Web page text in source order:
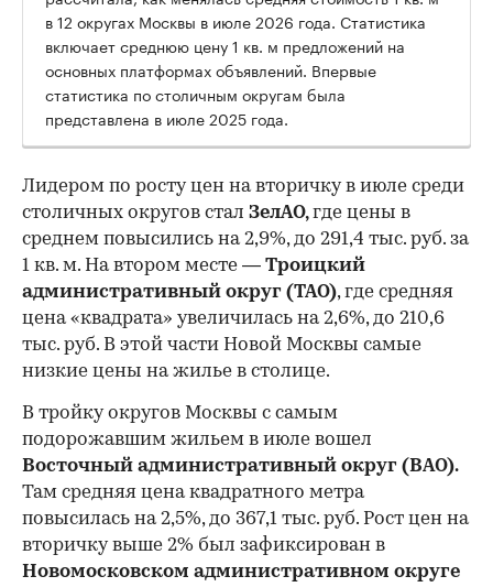
в 12 округах Москвы в июле 2026 года. Статистика
включает среднюю цену 1 кв. м предложений на
основных платформах объявлений. Впервые
статистика по столичным округам была
представлена в июле 2025 года.
Лидером по росту цен на вторичку в июле среди
столичных округов стал ЗелАО,где цены в
среднем повысились на 2,9%, до 291,4 тыс. руб. за
1 кв. м. На втором месте — Троицкий
административный округ (ТАО), где средняя
цена «квадрата» увеличилась на 2,6%, до 210,6
тыс. руб. В этой части Новой Москвы самые
низкие цены на жилье в столице.
В тройку округов Москвы с самым
подорожавшим жильем в июле вошел
Восточный административный округ (ВАО).
Там средняя цена квадратного метра
повысилась на 2,5%, до 367,1 тыс. руб. Рост цен на
вторичку выше 2% был зафиксирован в
Новомосковском административном округе